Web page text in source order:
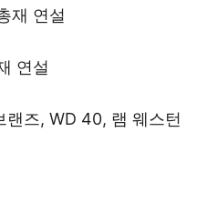
재 연설
연설
랜즈, WD 40, 램 웨스턴